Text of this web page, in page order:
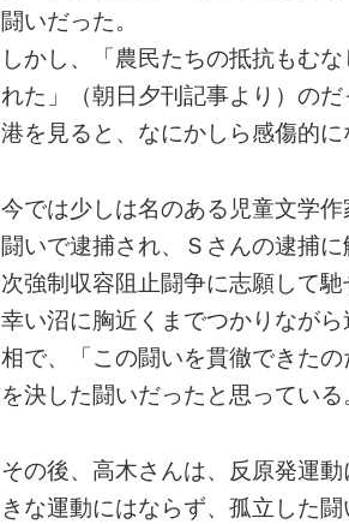
闘いだった。
しかし、「農民たちの抵抗もむ
れた」（朝日夕刊記事より）の
港を見ると、なにかしら感傷的に
今では少しは名のある児童文学
闘いで逮捕され、Ｓさんの逮捕
次強制収容阻止闘争に志願して馳
幸い沼に胸近くまでつかりなが
相で、「この闘いを貫徹できた
を決した闘いだったと思っている
その後、高木さんは、反原発運
きな運動にはならず、孤立した